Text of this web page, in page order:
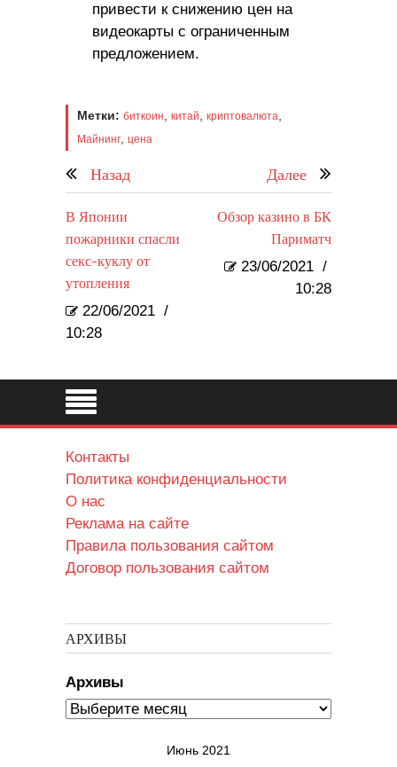
привести к снижению цен на
видеокарты с ограниченным
предложением.
Метки: биткоин, китай, криптовалюта,
Майнинг, цена
Назад Далее
В Японии
пожарники спасли
секс-куклу от
утопления
22/06/2021 /
10:28
Обзор казино в БК
Париматч
23/06/2021 /
10:28
Контакты
Политика конфиденциальности
О нас
Реклама на сайте
Правила пользования сайтом
Договор пользования сайтом
АРХИВЫ
Архивы
Июнь 2021